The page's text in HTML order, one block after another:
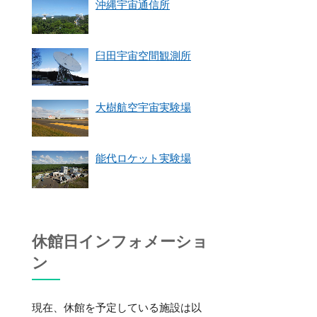
沖縄宇宙通信所
臼田宇宙空間観測所
大樹航空宇宙実験場
能代ロケット実験場
休館日インフォメーショ
ン
現在、休館を予定している施設は以